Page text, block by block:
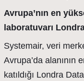
Avrupa’nın en
laboratuvarı
Systemair, veri
Avrupa’da alanının
katıldığı Londra